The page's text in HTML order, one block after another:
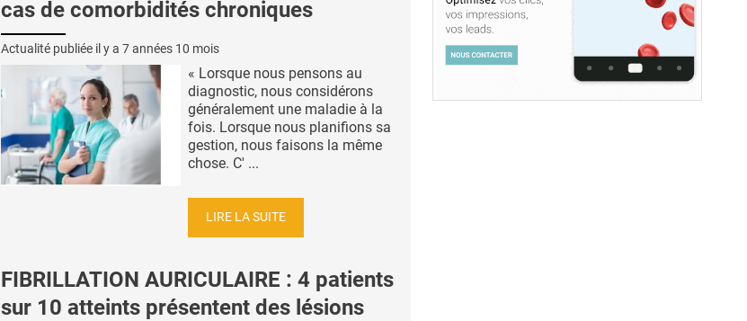
cas de comorbidités chroniques
Actualité publiée il y a 7 années 10 mois
« Lorsque nous pensons au
diagnostic, nous considérons
généralement une maladie à la
fois. Lorsque nous planifions sa
gestion, nous faisons la même
chose. C' ...
LIRE LA SUITE
FIBRILLATION AURICULAIRE : 4 patients
sur 10 atteints présentent des lésions